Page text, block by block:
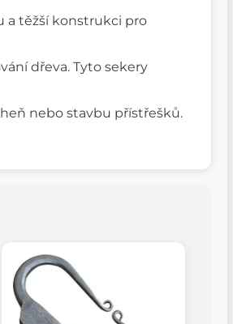
a těžší konstrukci pro
dřeva. Tyto sekery
nebo stavbu přístřešků.